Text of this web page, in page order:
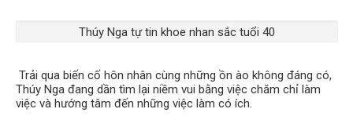
Thúy Nga tự tin khoe nhan sắc tuổi 40
Trải qua biến cố hôn nhân cùng những ồn ào không đáng có,
Thúy Nga đang dần tìm lại niềm vui bằng việc chăm chỉ làm
việc và hướng tâm đến những việc làm có ích.